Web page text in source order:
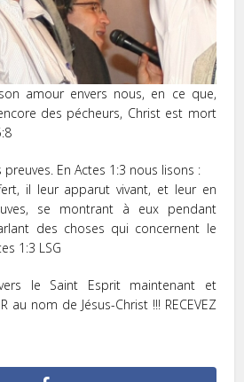
amour envers nous, en ce que,
des pécheurs, Christ est mort
En Actes 1:3 nous lisons :
il leur apparut vivant, et leur en
se montrant à eux pendant
des choses qui concernent le
‭1:3‬ ‭LSG‬‬
le Saint Esprit maintenant et
au nom de Jésus-Christ !!! RECEVEZ